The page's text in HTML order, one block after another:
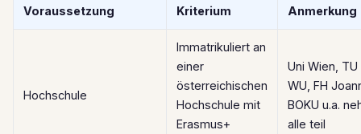
Voraussetzung Kriterium Anmerkung
Hochschule
Immatrikuliert an
einer
österreichischen
Hochschule mit
Erasmus+
Uni Wien, TU
WU, FH
BOKU u.a.
alle teil